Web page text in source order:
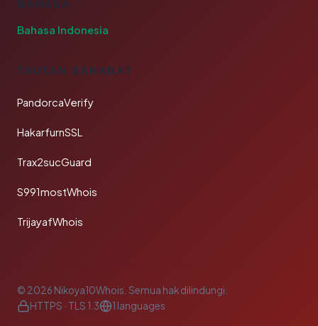
BAHASA
Bahasa Indonesia
TAUTAN SAHABAT
PandorcaVerify
HakarfurnSSL
Trax2sucGuard
S991mostWhois
TrijayafWhois
© 2026 Nikoya10Whois. Semua hak dilindungi.
HTTPS · TLS 1.3
1 languages